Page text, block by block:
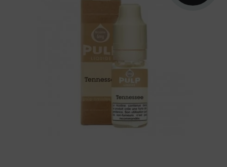
Arômes : blend blond américain. Disponible
en 10ml nicotiné. Fabriqué en France.